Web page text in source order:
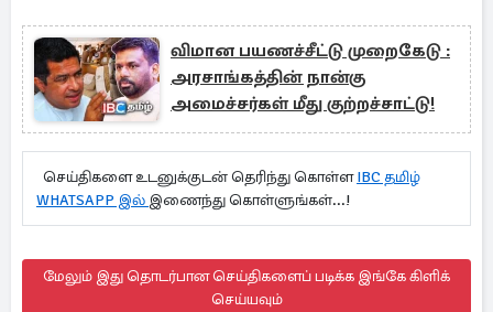
விமான பயணச்சீட்டு முறைகேடு :
அரசாங்கத்தின் நான்கு
அமைச்சர்கள் மீது குற்றச்சாட்டு!
செய்திகளை உடனுக்குடன் தெரிந்து கொள்ளIBC தமிழ்
WHATSAPP இல் இணைந்து கொள்ளுங்கள்...!
மேலும் இது தொடர்பான செய்திகளைப் படிக்க இங்கே கிளிக்
செய்யவும்